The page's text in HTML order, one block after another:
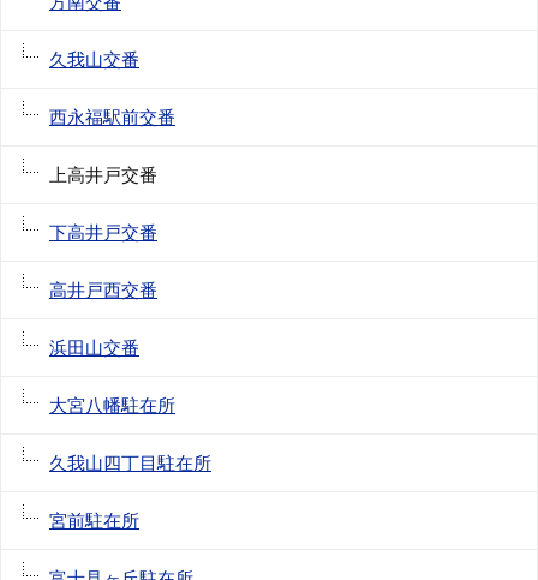
久我山交番
西永福駅前交番
上高井戸交番
下高井戸交番
高井戸西交番
浜田山交番
大宮八幡駐在所
久我山四丁目駐在所
宮前駐在所